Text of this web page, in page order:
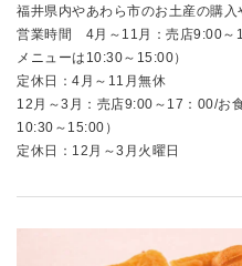
福井県内やあわら市のお土産の購入
営業時間 4月～11月：売店9:00～
メニューは10:30～15:00）
定休日：4月～11月無休
12月～3月：売店9:00～17：00/お
10:30～15:00）
定休日：12月～3月火曜日